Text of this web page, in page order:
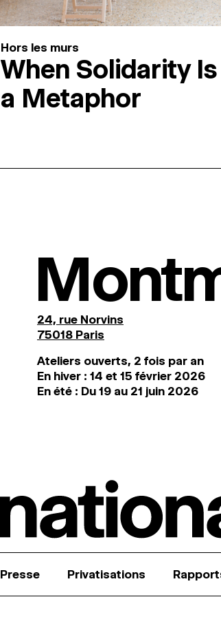
Hors les murs
When Solidarity
a Metaphor
24, rue Norvins
75018 Paris
Ateliers ouverts, 2 fois par an
En hiver : 14 et 15 février 2026
En été : Du 19 au 21 juin 2026
Presse Privatisations